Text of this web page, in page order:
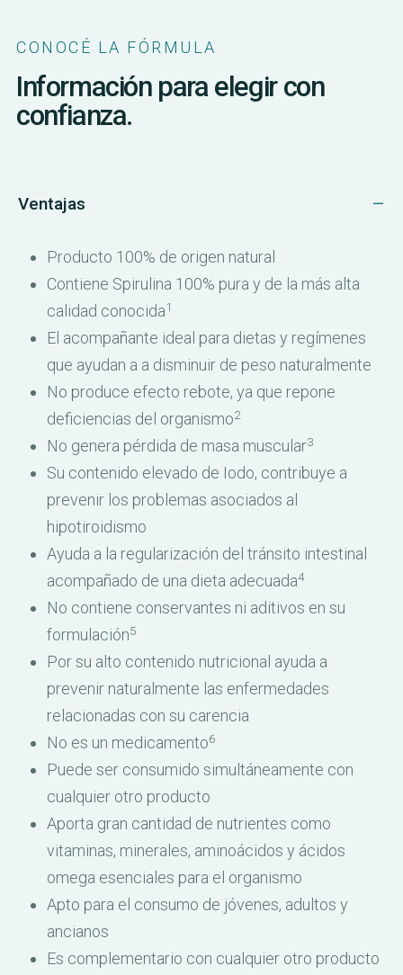
CONOCÉ LA FÓRMULA
Información para elegir con
confianza.
Ventajas
Producto 100% de origen natural
Contiene Spirulina 100% pura y de la más alta
calidad conocida1
El acompañante ideal para dietas y regímenes
que ayudan a a disminuir de peso naturalmente
No produce efecto rebote, ya que repone
deficiencias del organismo2
No genera pérdida de masa muscular3
Su contenido elevado de Iodo, contribuye a
prevenir los problemas asociados al
hipotiroidismo
Ayuda a la regularización del tránsito intestinal
acompañado de una dieta adecuada4
No contiene conservantes ni aditivos en su
formulación5
Por su alto contenido nutricional ayuda a
prevenir naturalmente las enfermedades
relacionadas con su carencia
No es un medicamento6
Puede ser consumido simultáneamente con
cualquier otro producto
Aporta gran cantidad de nutrientes como
vitaminas, minerales, aminoácidos y ácidos
omega esenciales para el organismo
Apto para el consumo de jóvenes, adultos y
ancianos
Es complementario con cualquier otro producto